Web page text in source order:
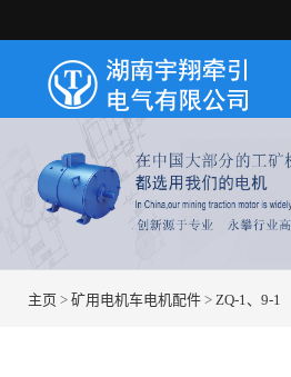
主页 > 矿用电机车电机配件 > ZQ-1、9-1